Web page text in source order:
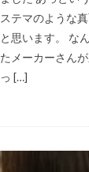
ステマのような
と思います。 な
たメーカーさん
っ […]